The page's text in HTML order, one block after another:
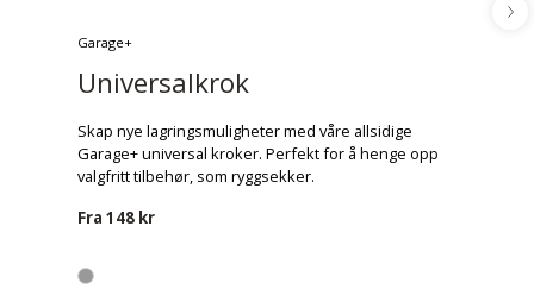
Garage+
Universalkrok
Skap nye lagringsmuligheter med våre allsidige
Garage+ universal kroker. Perfekt for å henge opp
valgfritt tilbehør, som ryggsekker.
Fra 148 kr